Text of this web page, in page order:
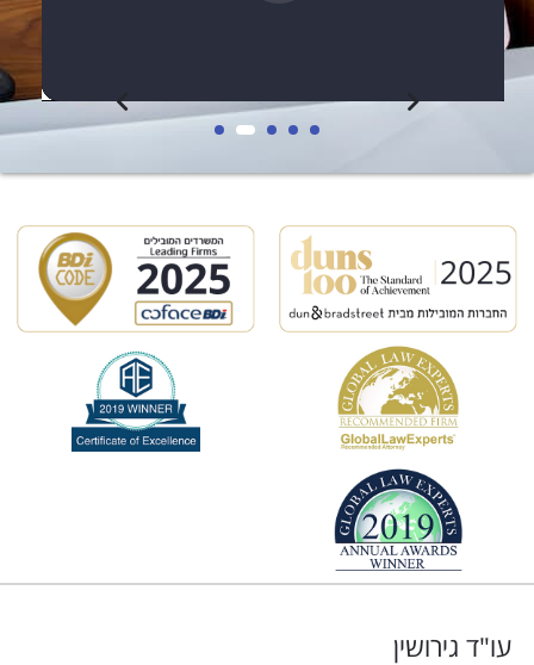
עו"ד גירושין